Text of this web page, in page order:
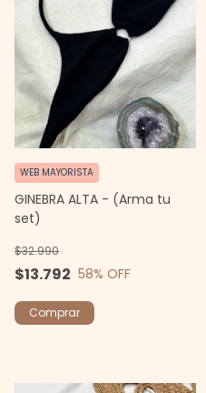
GINEBRA ALTA - (Arma tu
set)
$13.792
$32.990
58% OFF
WEB MAYORISTA
Comprar